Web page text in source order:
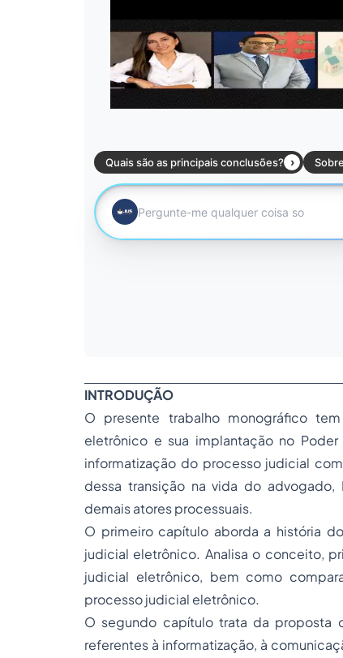
INTRODUÇÃO
O presente trabalho monográfico
eletrônico e sua implantação no
informatização do processo judicial
dessa transição na vida do
demais atores processuais.
O primeiro capítulo aborda a história
judicial eletrônico. Analisa o conceito,
judicial eletrônico, bem como
processo judicial eletrônico.
O segundo capítulo trata da proposta
referentes à informatização, à